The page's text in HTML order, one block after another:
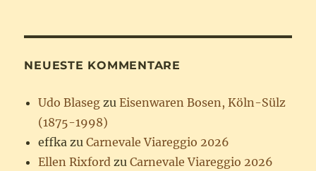
NEUESTE KOMMENTARE
Udo Blaseg zuEisenwaren Bosen, Köln-Sülz
(1875-1998)
effka zuCarnevale Viareggio 2026
Ellen Rixford zuCarnevale Viareggio 2026